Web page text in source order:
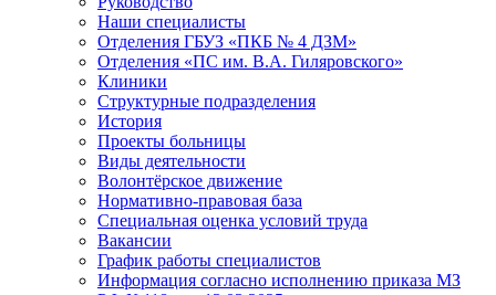
Наши специалисты
Отделения ГБУЗ «ПКБ № 4 ДЗМ»
Отделения «ПС им. В.А. Гиляровского»
Клиники
Структурные подразделения
История
Проекты больницы
Виды деятельности
Волонтёрское движение
Нормативно-правовая база
Специальная оценка условий труда
Вакансии
График работы специалистов
Информация согласно исполнению приказа МЗ